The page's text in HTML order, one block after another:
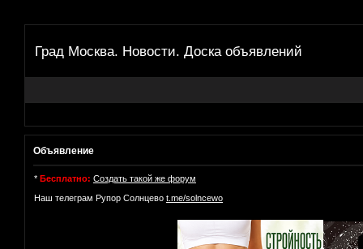
Град Москва. Новости. Доска объявлений
Объявление
* Бесплатно: Создать такой же форум
Наш телеграм Рупор Солнцево t.me/solncewo